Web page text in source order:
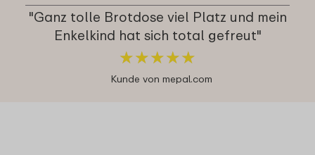
"Ganz tolle Brotdose viel Platz und mein
Enkelkind hat sich total gefreut"
★★★★★
★★★★★
Kunde von mepal.com